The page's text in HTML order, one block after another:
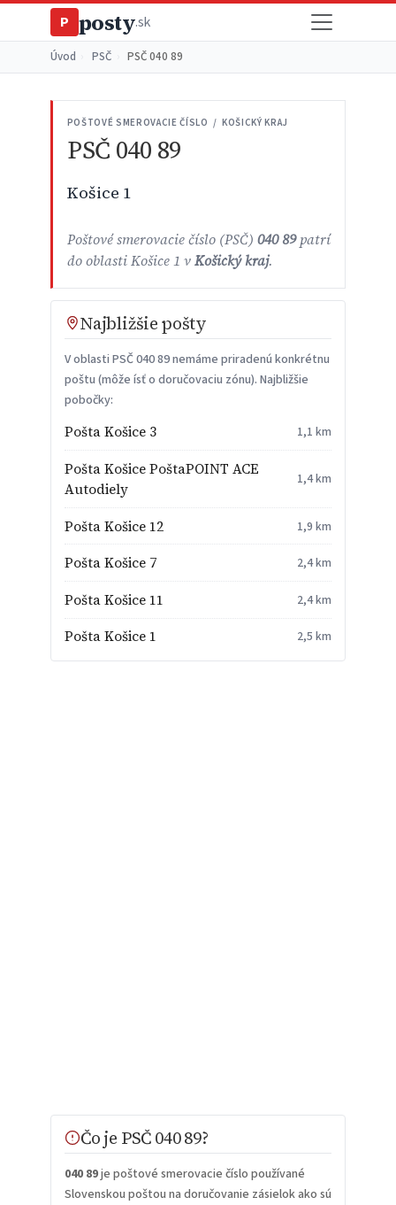
P posty.sk
Úvod PSČ PSČ 040 89
POŠTOVÉ SMEROVACIE ČÍSLO / KOŠICKÝ KRAJ
PSČ 040 89
Košice 1
Poštové smerovacie číslo (PSČ) 040 89patrí
do oblasti Košice 1 vKošický kraj.
Najbližšie pošty
V oblasti PSČ 040 89 nemáme priradenú konkrétnu
poštu (môže ísť o doručovaciu zónu). Najbližšie
pobočky:
Pošta Košice 3 1,1 km
Pošta Košice PoštaPOINT ACE
Autodiely
1,4 km
Pošta Košice 12 1,9 km
Pošta Košice 7 2,4 km
Pošta Košice 11 2,4 km
Pošta Košice 1 2,5 km
Čo je PSČ 040 89?
040 89je poštové smerovacie číslo používané
Slovenskou poštou na doručovanie zásielok ako sú